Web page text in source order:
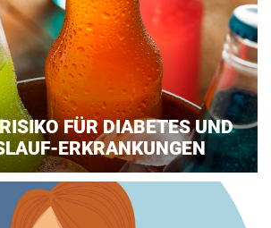
FÜR DIABETES UND
ERKRANKUNGEN